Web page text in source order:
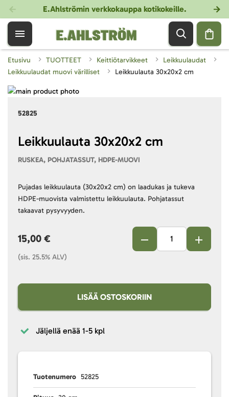
E.Ahlströmin verkkokauppa kotikokeille.
Etusivu TUOTTEET Keittiötarvikkeet
Leikkuulaudat
Leikkuulaudat muovi värilliset
Leikkuulauta 30x20x2 cm
52825
Leikkuulauta 30x20x2 cm
RUSKEA, POHJATASSUT, HDPE-MUOVI
Pujadas leikkuulauta (30x20x2 cm) on laadukas ja tukeva
HDPE-muovista valmistettu leikkuulauta. Pohjatassut
takaavat pysyvyyden.
15,00 €
(sis. 25.5% ALV)
LISÄÄ OSTOSKORIIN
Jäljellä enää 1-5 kpl
Tuotenumero 52825
Skip
images
beginning
gallery